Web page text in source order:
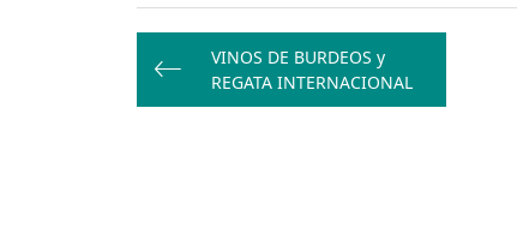
Bidalketetan
zehar
nabigatu
VINOS DE BURDEOS y
REGATA INTERNACIONAL